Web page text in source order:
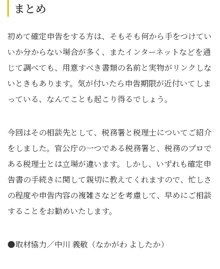
まとめ
初めて確定申告をする方は、そもそも何から手をつけてい
いか分からない場合が多く、またインターネットなどを通
じて調べても、用意すべき書類の名前と実物がリンクしな
いときもあります。気が付いたら申告期限が近付いてしま
っている、なんてことも起こり得るでしょう。
今回はその相談先として、税務署と税理士についてご紹介
をしました。官公庁の一つである税務署と、税務のプロで
ある税理士とは立場が違います。しかし、いずれも確定申
告書の手続きに関して親切に教えてくれますので、忙しさ
の程度や申告内容の複雑さなどを考慮して、早めにご相談
することをお勧めいたします。
●取材協力／中川 義敬（なかがわ よしたか）